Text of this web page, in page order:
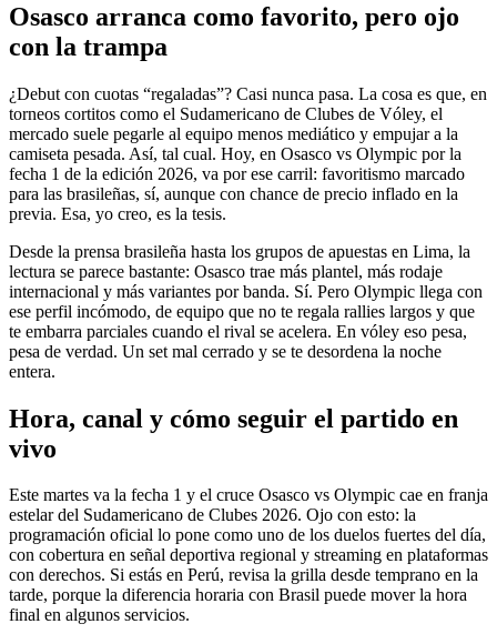
Osasco arranca como favorito, pero ojo
con la trampa
¿Debut con cuotas “regaladas”? Casi nunca pasa. La cosa es que, en
torneos cortitos como el Sudamericano de Clubes de Vóley, el
mercado suele pegarle al equipo menos mediático y empujar a la
camiseta pesada. Así, tal cual. Hoy, en Osasco vs Olympic por la
fecha 1 de la edición 2026, va por ese carril: favoritismo marcado
para las brasileñas, sí, aunque con chance de precio inflado en la
previa. Esa, yo creo, es la tesis.
Desde la prensa brasileña hasta los grupos de apuestas en Lima, la
lectura se parece bastante: Osasco trae más plantel, más rodaje
internacional y más variantes por banda. Sí. Pero Olympic llega con
ese perfil incómodo, de equipo que no te regala rallies largos y que
te embarra parciales cuando el rival se acelera. En vóley eso pesa,
pesa de verdad. Un set mal cerrado y se te desordena la noche
entera.
Hora, canal y cómo seguir el partido en
vivo
Este martes va la fecha 1 y el cruce Osasco vs Olympic cae en franja
estelar del Sudamericano de Clubes 2026. Ojo con esto: la
programación oficial lo pone como uno de los duelos fuertes del día,
con cobertura en señal deportiva regional y streaming en plataformas
con derechos. Si estás en Perú, revisa la grilla desde temprano en la
tarde, porque la diferencia horaria con Brasil puede mover la hora
final en algunos servicios.